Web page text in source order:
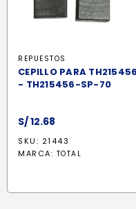
REPUESTOS
CEPILLO PARA TH215456
- TH215456-SP-70
S/12.68
SKU: 21443
MARCA: TOTAL